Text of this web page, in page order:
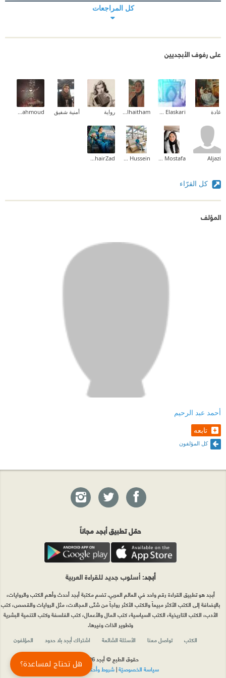
كل المراجعات
على رفوف الأبجديين
غادة رواية أمنية شفيق
Aljazi
كل القرّاء
المؤلف
أحمد عبد الرحيم
تابعه
كل المؤلفون
حمّل تطبيق أبجد مجاناً
أبجد: أسلوب جديد للقراءة العربية
أبجد هو تطبيق القراءة رقم واحد في العالم العربي. تضم مكتبة أبجد أحدث وأهم الكتب والروايات،
بالإضافة إلى الكتب الأكثر مبيعاً والكتب الأكثر رواجاً من شتّى المجالات، مثل الروايات والقصص، كتب
الأدب، الكتب التاريخية، الكتب السياسية، كتب المال والأعمال، كتب الفلسفة وكتب التنمية البشرية
وتطوير الذات وغيرها.
الكتب
تواصل معنا الأسئلة الشائعة اشتراك أبجد بلا حدود
المؤلفون
حقوق الطبع © أبجد 2026
سياسة الخصوصيّة|شروط وأحكام الاستخدامهل تحتاج لمساعدة؟